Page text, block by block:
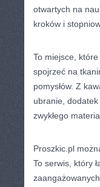
otwartych na
kroków i
To miejsce,
spojrzeć na
pomysłów. Z
ubranie,
zwykłego
Proszkic.pl
To serwis, który